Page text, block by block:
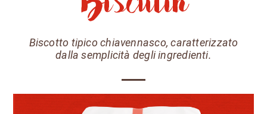
Biscotto tipico chiavennasco, caratterizzato
dalla semplicità degli ingredienti.